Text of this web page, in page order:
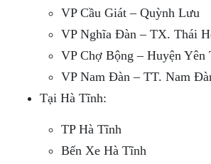
VP Cầu Giát – Quỳnh Lưu
VP Nghĩa Đàn – TX. Thái
VP Chợ Bộng – Huyện Yên
VP Nam Đàn – TT. Nam
Tại Hà Tĩnh:
TP Hà Tĩnh
Bến Xe Hà Tĩnh